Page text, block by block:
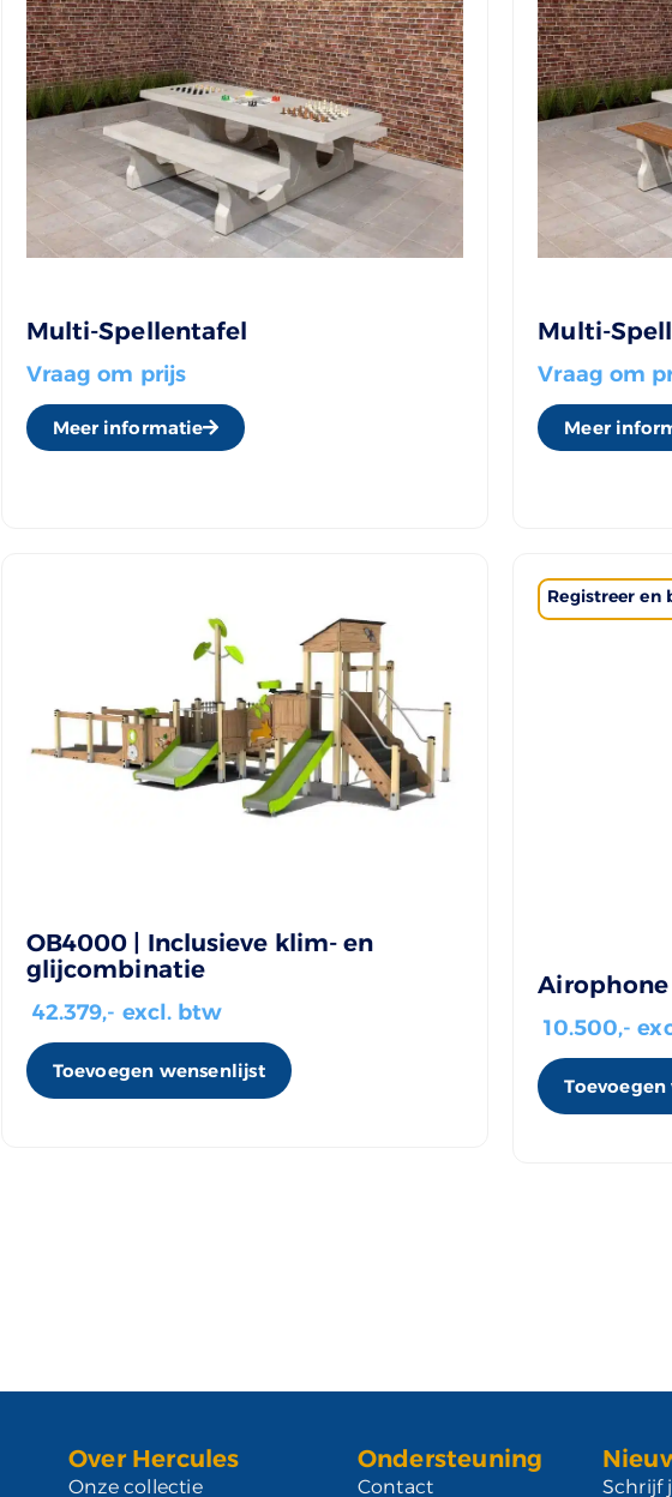
Multi-Spellentafel
Vraag om prijs
Meer informatie
Multi-
Vraag om
Meer
OB4000 | Inclusieve klim- en
glijcombinatie
42.379,- excl. btw
Toevoegen wensenlijst
Registreer en
Airophone
10.500,-
Over Hercules
Onze collectie
Ondersteuning
Contact Schrijf